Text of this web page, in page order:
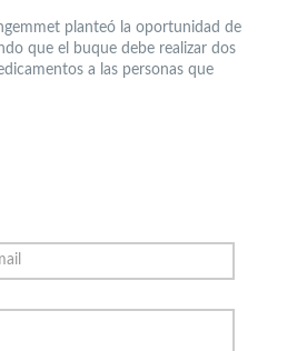
planteó la oportunidad de
que el buque debe realizar dos
a las personas que